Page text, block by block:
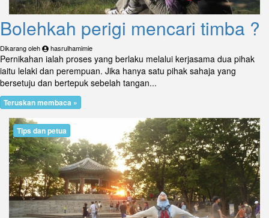
Bolehkah perigi mencari timba ?
Dikarang oleh hasrulhamimie
Pernikahan ialah proses yang berlaku melalui kerjasama dua pihak
iaitu lelaki dan perempuan. Jika hanya satu pihak sahaja yang
bersetuju dan bertepuk sebelah tangan...
Teruskan membaca »
Tips dan petua